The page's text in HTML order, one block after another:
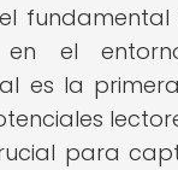
el
es la
para